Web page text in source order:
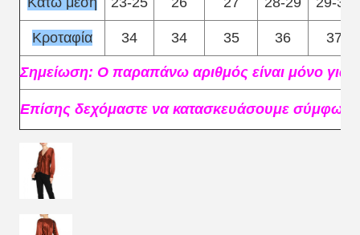
Κροταφία 34 34 35 36 37
Σημείωση: Ο παραπάνω αριθμός είναι μόνο για
Επίσης δεχόμαστε να κατασκευάσουμε